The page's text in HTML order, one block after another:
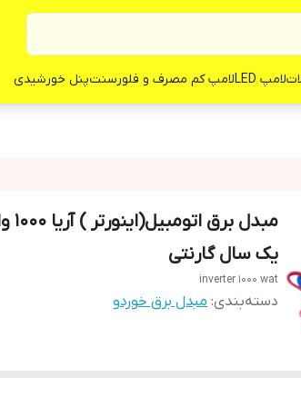
لامپ LED لامپ کم مصرف و فلورسنتپنل خورشیدی
یک سال گارنتی
inverter 1000 wat
دسته‌بندی: مبدل برق خوردو